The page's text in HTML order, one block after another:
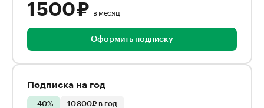
1 500 ₽ в месяц
Оформить подписку
Подписка на год
-40% 10 800₽ в год